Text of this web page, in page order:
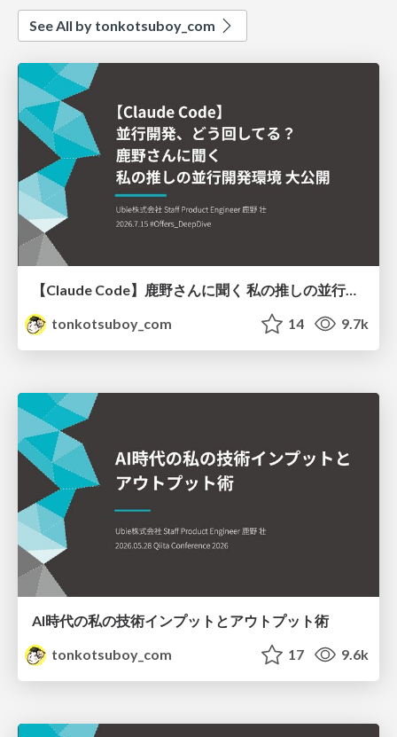
See All by tonkotsuboy_com
【Claude Code】鹿野さんに聞く 私の推しの並行開発環境 大公開 / claude-code-parallel-2026-07-15
tonkotsuboy_com
14 9.7k
AI時代の私の技術インプットとアウトプット術
tonkotsuboy_com
17 9.6k